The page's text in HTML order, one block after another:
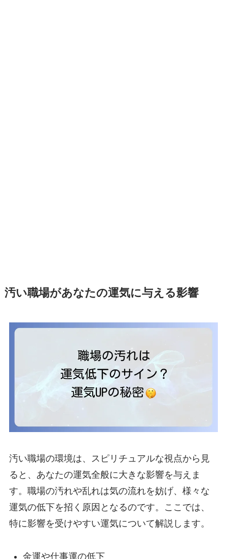
汚い職場があなたの運気に与える影響
汚い職場の環境は、スピリチュアルな視点から見
ると、あなたの運気全般に大きな影響を与えま
す。職場の汚れや乱れは気の流れを妨げ、様々な
運気の低下を招く原因となるのです。ここでは、
特に影響を受けやすい運気について解説します。
金運や仕事運の低下